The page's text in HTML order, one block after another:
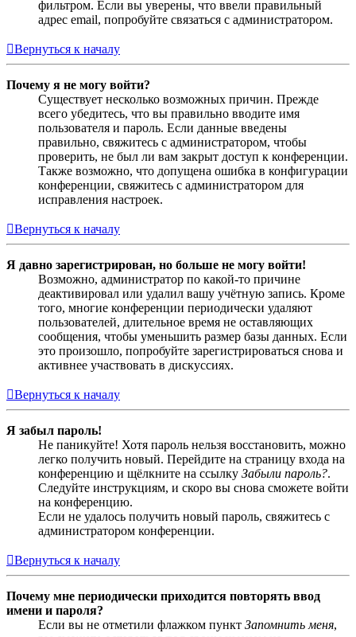
фильтром. Если вы уверены, что ввели правильный
адрес email, попробуйте связаться с администратором.
Вернуться к началу
Почему я не могу войти?
Существует несколько возможных причин. Прежде
всего убедитесь, что вы правильно вводите имя
пользователя и пароль. Если данные введены
правильно, свяжитесь с администратором, чтобы
проверить, не был ли вам закрыт доступ к конференции.
Также возможно, что допущена ошибка в конфигурации
конференции, свяжитесь с администратором для
исправления настроек.
Вернуться к началу
Я давно зарегистрирован, но больше не могу войти!
Возможно, администратор по какой-то причине
деактивировал или удалил вашу учётную запись. Кроме
того, многие конференции периодически удаляют
пользователей, длительное время не оставляющих
сообщения, чтобы уменьшить размер базы данных. Если
это произошло, попробуйте зарегистрироваться снова и
активнее участвовать в дискуссиях.
Вернуться к началу
Я забыл пароль!
Не паникуйте! Хотя пароль нельзя восстановить, можно
легко получить новый. Перейдите на страницу входа на
конференцию и щёлкните на ссылку Забыли пароль?.
Следуйте инструкциям, и скоро вы снова сможете войти
на конференцию.
Если не удалось получить новый пароль, свяжитесь с
администратором конференции.
Вернуться к началу
Почему мне периодически приходится повторять ввод
имени и пароля?
Если вы не отметили флажком пункт Запомнить меня,